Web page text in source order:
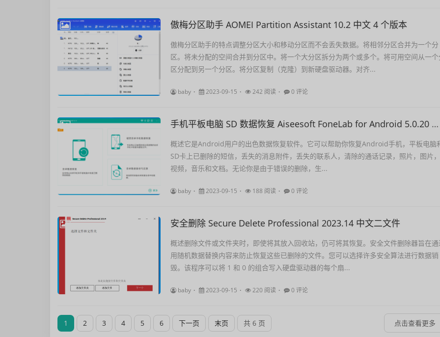
傲梅分区助手 AOMEI Partition Assistant 10.2 中文 4 个版本
傲梅分区助手的特点调整分区大小和移动分区而不会丢失数据。将相邻分区合并为一个分
区。将未分配的空间合并到分区中。将一个大分区拆分为两个或多个。将可用空间从一
区分配到另一个分区。将分区复制（克隆）到新硬盘驱动器。对齐...
baby 2023-09-15 242 阅读 0 评论
手机平板电脑 SD 数据恢复 Aiseesoft FoneLab for Android 5.0.20 中文
概述它是Android用户的出色数据恢复软件。它可以帮助你恢复Android手机，平板电脑
SD卡上已删除的短信，丢失的消息附件，丢失的联系人，清除的通话记录，照片，图片，
视频，音乐和文档。无论你是由于错误的删除，生...
baby 2023-09-15 188 阅读 0 评论
安全删除 Secure Delete Professional 2023.14 中文二文件
概述删除文件或文件夹时，即使将其放入回收站，仍可将其恢复。安全文件删除器旨在
用随机数据替换内容来防止恢复这些已删除的文件。您可以选择许多安全算法进行数据销
毁。该程序可以将 1 和 0 的组合写入硬盘驱动器的每个扇...
baby 2023-09-15 220 阅读 0 评论
1 2 3 4 5 6 下一页 末页 共 6 页 点击查看更多